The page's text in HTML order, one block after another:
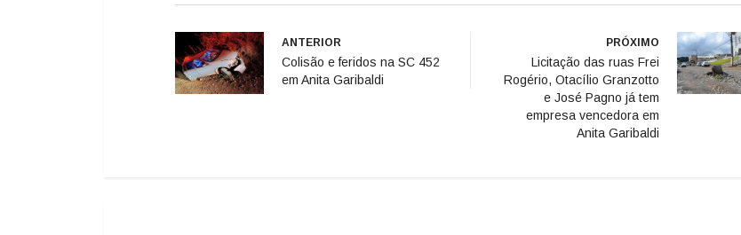
ANTERIOR
Colisão e feridos na SC 452
em Anita Garibaldi
PRÓXIMO
Licitação das ruas Frei
Rogério, Otacílio Granzotto
e José Pagno já tem
empresa vencedora em
Anita Garibaldi